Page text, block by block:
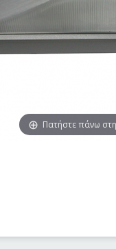
Πατήστε πάνω